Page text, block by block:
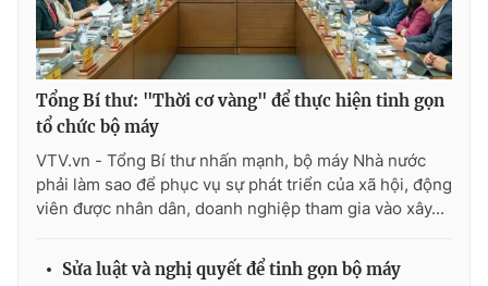
® Cấm sao chép dưới mọi hình thức nếu không có sự chấp
thuận bằng văn bản. Ghi rõ nguồn VTV.vn khi phát hành lại
Tổng Bí thư: "Thời cơ vàng" để thực hiện tinh gọn
tổ chức bộ máy
VTV.vn - Tổng Bí thư nhấn mạnh, bộ máy Nhà nước
phải làm sao để phục vụ sự phát triển của xã hội, động
viên được nhân dân, doanh nghiệp tham gia vào xây...
Sửa luật và nghị quyết để tinh gọn bộ máy